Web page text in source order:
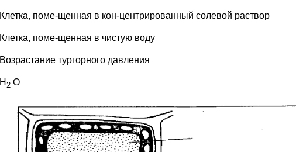
Клетка, поме-щенная в кон-центрированный солевой раствор
Клетка, поме-щенная в чистую воду
Возрастание тургорного давления
Н 2 О